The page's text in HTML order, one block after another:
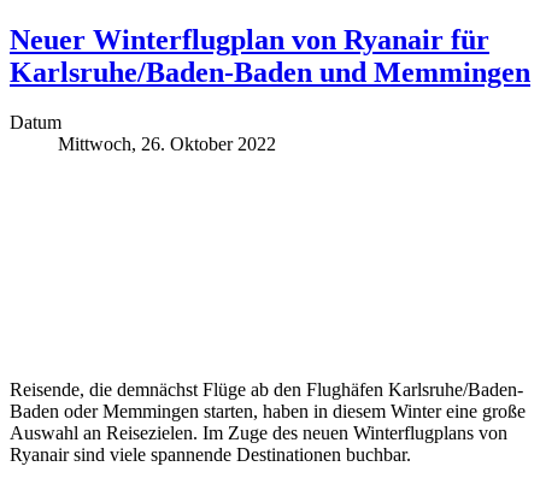
Neuer Winterflugplan von Ryanair für
Karlsruhe/Baden-Baden und Memmingen
Datum
Mittwoch, 26. Oktober 2022
Reisende, die demnächst Flüge ab den Flughäfen Karlsruhe/Baden-
Baden oder Memmingen starten, haben in diesem Winter eine große
Auswahl an Reisezielen. Im Zuge des neuen Winterflugplans von
Ryanair sind viele spannende Destinationen buchbar.